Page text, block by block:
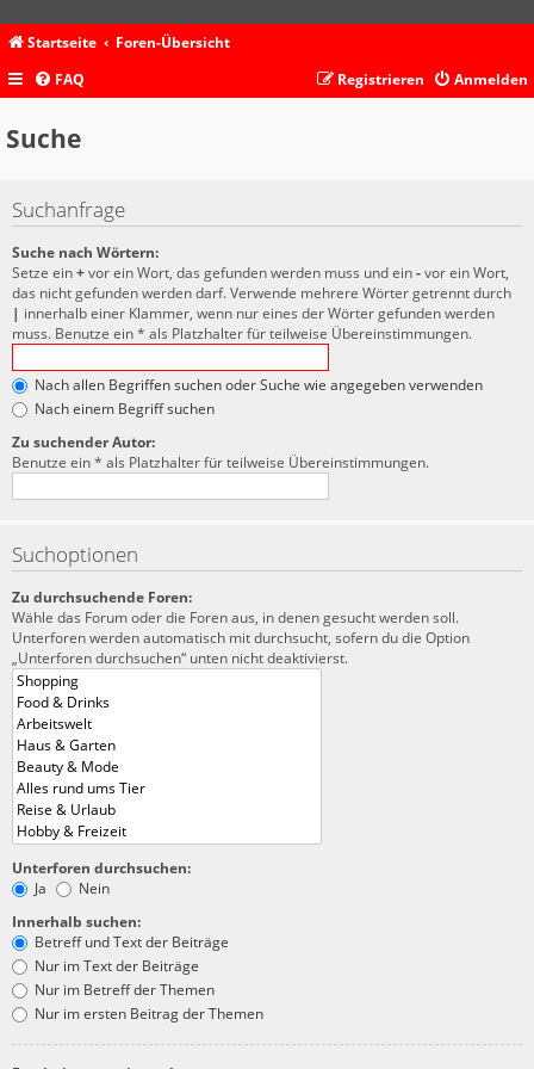
Startseite
Foren-Übersicht
FAQ
Anmelden
Registrieren
Suche
Suchanfrage
Suche nach Wörtern:
Setze ein+vor ein Wort, das gefunden werden muss und ein-vor ein Wort,
das nicht gefunden werden darf. Verwende mehrere Wörter getrennt durch
| innerhalb einer Klammer, wenn nur eines der Wörter gefunden werden
muss. Benutze ein * als Platzhalter für teilweise Übereinstimmungen.
Nach allen Begriffen suchen oder Suche wie angegeben verwenden
Nach einem Begriff suchen
Zu suchender Autor:
Benutze ein * als Platzhalter für teilweise Übereinstimmungen.
Suchoptionen
Zu durchsuchende Foren:
Wähle das Forum oder die Foren aus, in denen gesucht werden soll.
Unterforen werden automatisch mit durchsucht, sofern du die Option
„Unterforen durchsuchen“ unten nicht deaktivierst.
Unterforen durchsuchen:
Ja
Nein
Innerhalb suchen:
Betreff und Text der Beiträge
Nur im Text der Beiträge
Nur im Betreff der Themen
Nur im ersten Beitrag der Themen